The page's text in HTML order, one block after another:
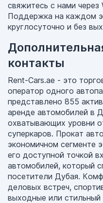
свяжитесь с нами через
Поддержка на каждом
круглосуточно и без
контакты
Rent-Cars.ae - это
оператор одного
представлено 855
аренде автомобилей в
охватывающих уровни
суперкаров. Прокат
экономичном сегменте
его доступной точкой
автомобилей, который
посетители Дубая.
деловых встреч,
выходные или стильный